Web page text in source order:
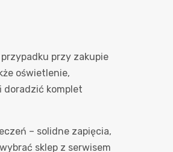
przy zakupie
oświetlenie,
doradzić komplet
– solidne zapięcia,
sklep z serwisem